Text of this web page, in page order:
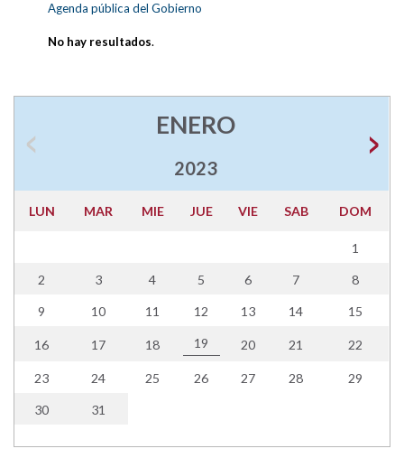
Agenda pública del Gobierno
No hay resultados.
ENERO
2023
LUN MAR MIE JUE VIE SAB DOM
1
2 3 4 5 6 7 8
9 10 11 12 13 14 15
16 17 18 19 20 21 22
23 24 25 26 27 28 29
30 31